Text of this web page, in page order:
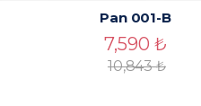
Pan 001-B
7,590 ₺
10,843₺